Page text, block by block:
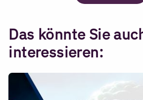
Das könnte Sie
interessieren: